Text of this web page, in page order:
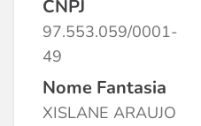
CNPJ
97.553.059/0001-
49
Nome Fantasia
XISLANE ARAUJO